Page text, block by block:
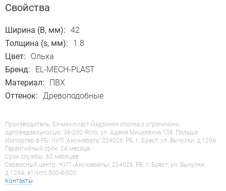
Свойства
Ширина (B, мм): 42
Толщина (s, мм):
1.8
Цвет:
Ольха
Бренд:
EL-MECH-PLAST
Материал:
ПВХ
Оттенок: Древоподобные
Производитель: Ел-мех-пласт Йедзиняк сполка з ограничоно
одповедзяльносцю, 38-200 Ясло, ул. Адама Мицкевича 108, Польша
Импортер в РБ: ЧУП "Акс-мебель" 224026, РБ, г. Брест, ул. Вычулки, д.129А
Гарантийный срок: 24 месяца
Срок службы: 60 месяцев
Сервисный центр: ЧУП «Акс-мебель», 224026, РБ, г. Брест, ул. Вычулки,
д.129А, a1/мтс 500-8-500
Контакты